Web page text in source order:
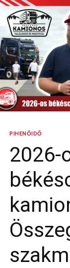
PIHENŐIDŐ
2026-